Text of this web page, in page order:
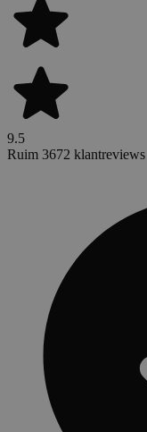
9.5
Ruim 3672 klantreviews